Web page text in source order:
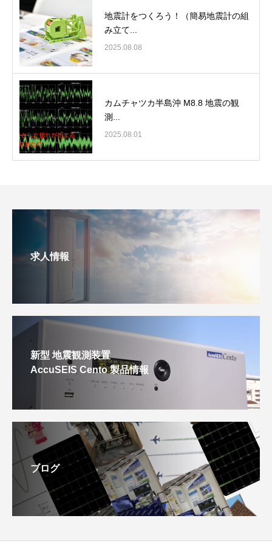
地震計をつくろう！（簡易地震計の組
み立て...
2025.08.08
カムチャツカ半島沖 M8.8 地震の観
測...
2025.08.01
求人情報
新型 地震観測装置
AccuSEIS Cento 製品情報
ブログ